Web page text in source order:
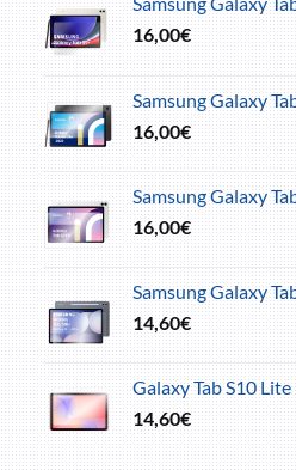
16,00€
Samsung Galaxy
16,00€
Samsung Galaxy
16,00€
Samsung Galaxy
14,60€
Galaxy Tab S10
14,60€